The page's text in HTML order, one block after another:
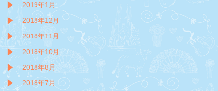
2019年1月
2018年12月
2018年11月
2018年10月
2018年8月
2018年7月